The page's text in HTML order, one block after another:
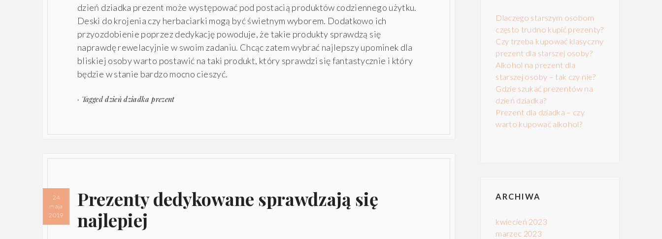
dzień dziadka prezent może występować pod postacią produktów codziennego użytku.
Deski do krojenia czy herbaciarki mogą być świetnym wyborem. Dodatkowo ich
przyozdobienie poprzez dedykację powoduje, że takie produkty sprawdzą się
naprawdę rewelacyjnie w swoim zadaniu. Chcąc zatem wybrać najlepszy upominek dla
bliskiej osoby warto postawić na taki produkt, który sprawdzi się fantastycznie i który
będzie w stanie bardzo mocno cieszyć.
· Taggeddzień dziadka prezent
Prezenty dedykowane sprawdzają się
najlepiej
24
maja
2019
Dlaczego starszym osobom
często trudno kupić prezenty?
Czy trzeba kupować klasyczny
prezent dla starszej osoby?
Alkohol na prezent dla
starszej osoby – tak czy nie?
Gdzie szukać prezentów na
dzień dziadka?
Prezent dla dziadka – czy
warto kupować alkohol?
ARCHIWA
kwiecień 2023
marzec 2023